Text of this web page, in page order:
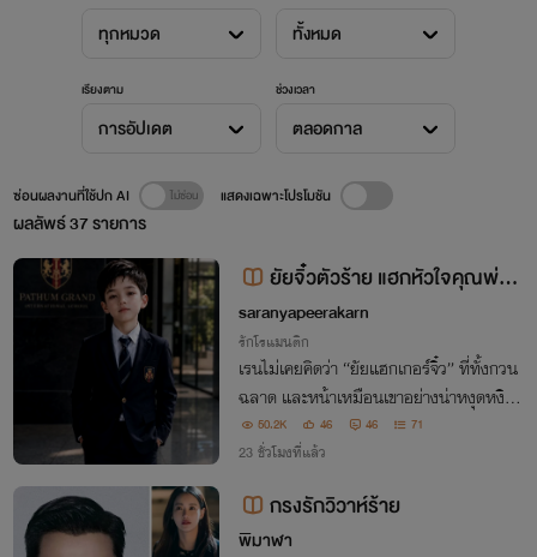
ทุกหมวด ทั้งหมด
เรียงตาม
การอัปเดต
ช่วงเวลา
ตลอดกาล
ผลลัพธ์37รายการ
ซ่อนผลงานที่ใช้ปก AI แสดงเฉพาะโปรโมชัน
ยัยจิ๋วตัวร้าย แฮกหัวใจคุณพ่อไ
ซเบอร์ - Security Alert!
saranyapeerakarn
รักโรแมนติก
เรนไม่เคยคิดว่า “ยัยแฮกเกอร์จิ๋ว” ที่ทั้งกวน
ฉลาด และหน้าเหมือนเขาอย่างน่าหงุดหงิด
จะเป็นความลับที่หายไปจากชีวิตตลอดเก้าปี
จากคู่ปรับต่างวัย สู่พ่อลูกสายกวน(ทีน)ที่ทำเ
50.2K 46 46 71
23 ชั่วโมงที่แล้ว
กรงรักวิวาห์ร้าย
พิมาฬา